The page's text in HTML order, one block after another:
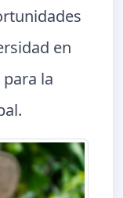
en
para la